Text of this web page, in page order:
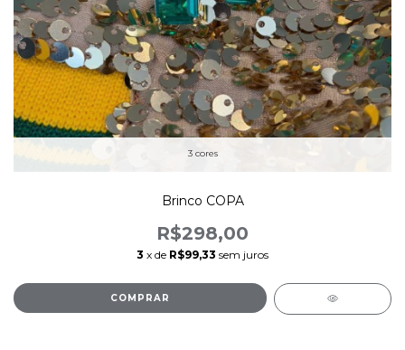
3 cores
Brinco COPA
R$298,00
3 x de R$99,33 sem juros
COMPRAR